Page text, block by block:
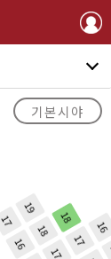
기본시야
18
17
19
18
17
17
16